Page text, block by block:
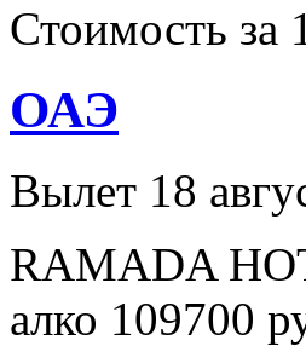
Стоимость за
ОАЭ
Вылет 18
RAMADA
алко 109700